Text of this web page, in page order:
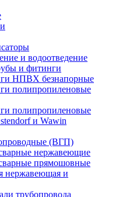
и водоотведение
и фитинги
НПВХ безнапорные
полипропиленовые
полипропиленовые
и Wawin
(ВГП)
нержавеющие
прямошовные
нержавеющая и
трубопровода